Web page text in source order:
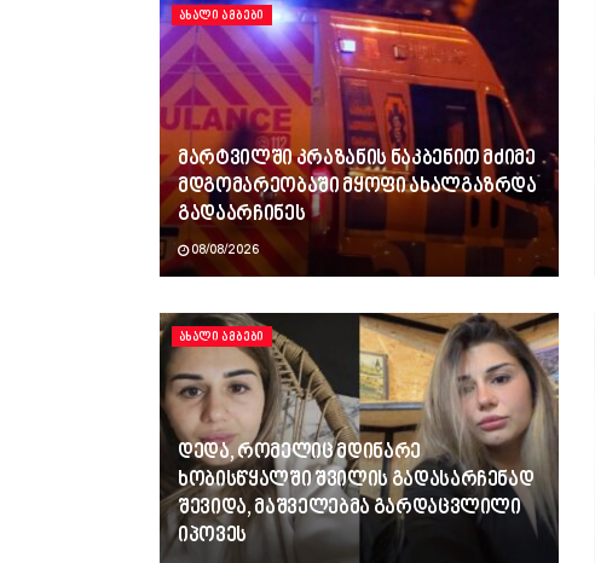
ᲐᲮᲐᲚᲘ ᲐᲛᲑᲔᲑᲘ
მარტვილში კრაზანის ნაკბენით მძიმე
მდგომარეობაში მყოფი ახალგაზრდა
გადაარჩინეს
08/08/2026
ᲐᲮᲐᲚᲘ ᲐᲛᲑᲔᲑᲘ
დედა, რომელიც მდინარე
ხობისწყალში შვილის გადასარჩენად
შევიდა, მაშველებმა გარდაცვლილი
იპოვეს